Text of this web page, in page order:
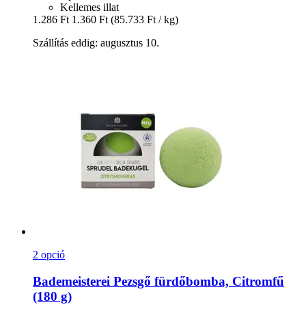
Kellemes illat
1.286 Ft 1.360 Ft (85.733 Ft / kg)
Szállítás eddig: augusztus 10.
2 opció
Bademeisterei Pezsgő fürdőbomba, Citromfű
(180 g)